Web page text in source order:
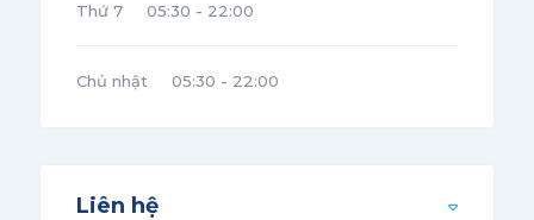
Thứ 7 05:30 - 22:00
Chủ nhật 05:30 - 22:00
Liên hệ